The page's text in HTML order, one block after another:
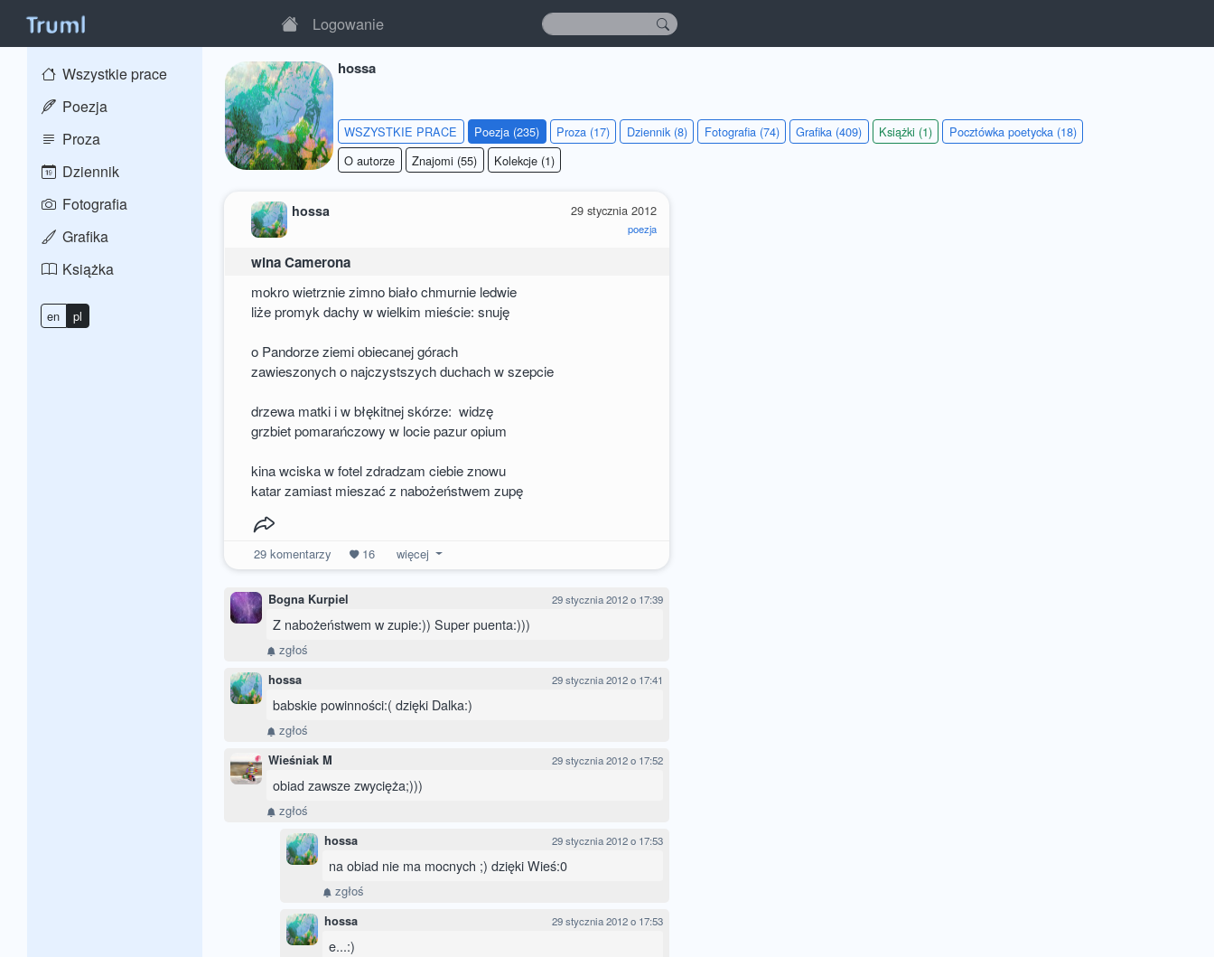
Logowanie
Wszystkie prace
Poezja
Proza
Dziennik
Fotografia
Grafika
Książka
en pl
hossa
WSZYSTKIE PRACE Poezja (235) Proza (17) Dziennik (8) Fotografia (74) Grafika (409) Książki (1)
Pocztówka poetycka (18)
O autorze
Znajomi (55) Kolekcje (1)
29 stycznia 2012
poezja
hossa
wina Camerona
mokro wietrznie zimno biało chmurnie ledwie
liże promyk dachy w wielkim mieście: snuję
o Pandorze ziemi obiecanej górach
zawieszonych o najczystszych duchach w szepcie
drzewa matki i w błękitnej skórze: widzę
grzbiet pomarańczowy w locie pazur opium
kina wciska w fotel zdradzam ciebie znowu
katar zamiast mieszać z nabożeństwem zupę
29komentarzy 16 więcej
Bogna Kurpiel 29 stycznia 2012 o 17:39
Z nabożeństwem w zupie:)) Super puenta:)))
zgłoś
hossa 29 stycznia 2012 o 17:41
babskie powinności:( dzięki Dalka:)
zgłoś
Wieśniak M 29 stycznia 2012 o 17:52
obiad zawsze zwycięża;)))
zgłoś
hossa 29 stycznia 2012 o 17:53
na obiad nie ma mocnych ;) dzięki Wieś:0
zgłoś
hossa 29 stycznia 2012 o 17:53
e...:)